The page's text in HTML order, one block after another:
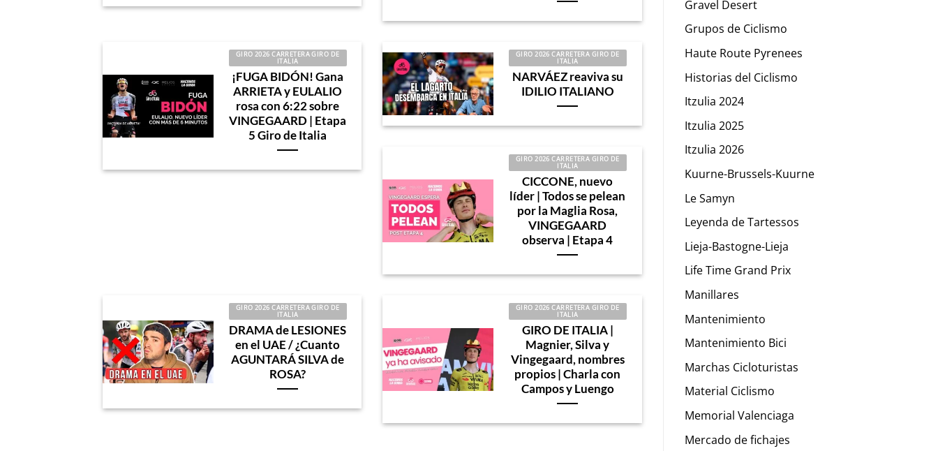
GIRO 2026 CARRETERA GIRO DE
ITALIA
¡FUGA BIDÓN! Gana
ARRIETA y EULALIO
rosa con 6:22 sobre
VINGEGAARD | Etapa
5 Giro de Italia
GIRO 2026 CARRETERA GIRO DE
ITALIA
NARVÁEZ reaviva su
IDILIO ITALIANO
GIRO 2026 CARRETERA GIRO DE
ITALIA
CICCONE, nuevo
líder | Todos se pelean
por la Maglia Rosa,
VINGEGAARD
observa | Etapa 4
GIRO 2026 CARRETERA GIRO DE
ITALIA
DRAMA de LESIONES
en el UAE / ¿Cuanto
AGUNTARÁ SILVA de
ROSA?
GIRO 2026 CARRETERA GIRO DE
ITALIA
GIRO DE ITALIA |
Magnier, Silva y
Vingegaard, nombres
propios | Charla con
Campos y Luengo
Gravel Desert
Grupos de Ciclismo
Haute Route Pyrenees
Historias del Ciclismo
Itzulia 2024
Itzulia 2025
Itzulia 2026
Kuurne-Brussels-Kuurne
Le Samyn
Leyenda de Tartessos
Lieja-Bastogne-Lieja
Life Time Grand Prix
Manillares
Mantenimiento
Mantenimiento Bici
Marchas Cicloturistas
Material Ciclismo
Memorial Valenciaga
Mercado de fichajes